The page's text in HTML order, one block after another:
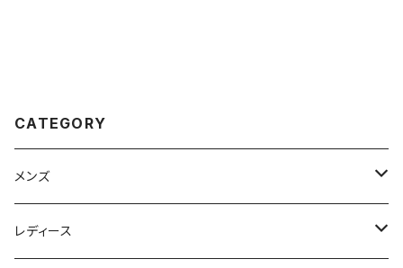
CATEGORY
メンズ
Johnbull（ジョンブル）
レディース